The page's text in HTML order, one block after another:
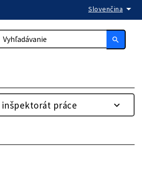
Slovenčina arrow_drop_down
search
inšpektorát práce